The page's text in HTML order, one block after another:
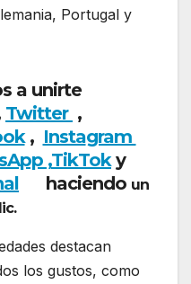
Portugal y
a unirte
Twitter ,
, Instagram
,TikToky
haciendo un
destacan
los gustos, como